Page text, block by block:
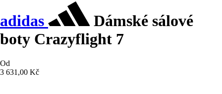
adidas
Dámské sálové
boty Crazyflight 7
Od
3 631,00 Kč